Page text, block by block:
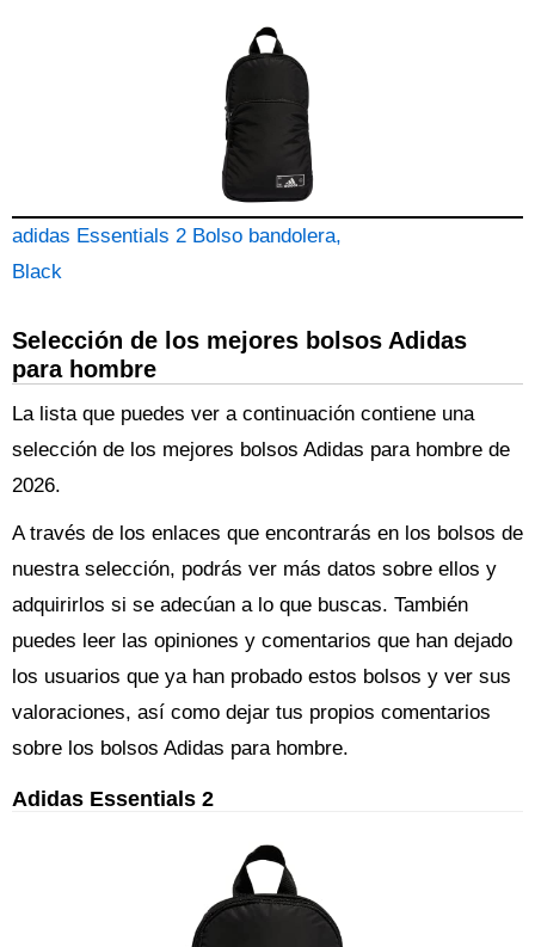
adidas Essentials 2 Bolso bandolera,
Black
Selección de los mejores bolsos Adidas
para hombre
La lista que puedes ver a continuación contiene una
selección de los mejores bolsos Adidas para hombre de
2026.
A través de los enlaces que encontrarás en los bolsos de
nuestra selección, podrás ver más datos sobre ellos y
adquirirlos si se adecúan a lo que buscas. También
puedes leer las opiniones y comentarios que han dejado
los usuarios que ya han probado estos bolsos y ver sus
valoraciones, así como dejar tus propios comentarios
sobre los bolsos Adidas para hombre.
Adidas Essentials 2